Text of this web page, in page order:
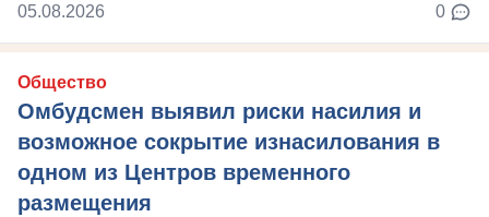
05.08.2026 0
Общество
Омбудсмен выявил риски насилия и
возможное сокрытие изнасилования в
одном из Центров временного
размещения